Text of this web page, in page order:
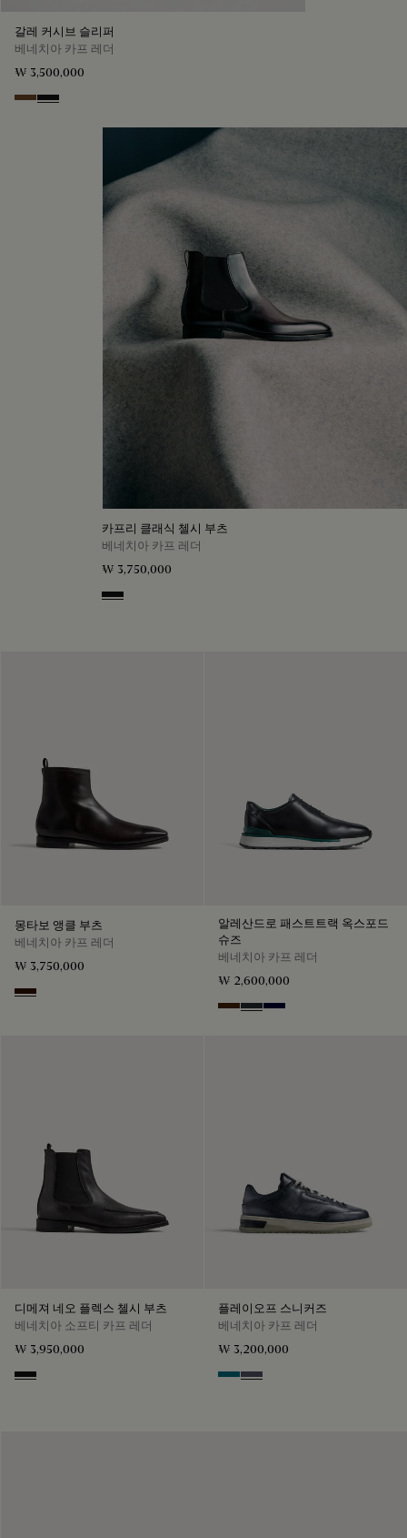
갈레 커시브 슬리퍼
베네치아 카프 레더
₩ 3,500,000
Tobacco Bis
Nero Grigio
카프리 클래식 첼시 부츠
베네치아 카프 레더
₩ 3,750,000
Nero Grigio
몽타보 앵클 부츠
베네치아 카프 레더
₩ 3,750,000
Fondant
알레산드로 패스트트랙 옥스포드
슈즈
베네치아 카프 레더
₩ 2,600,000
Marrone Intenso
Nero Fume
Nero Blu
디메져 네오 플렉스 첼시 부츠
베네치아 소프티 카프 레더
₩ 3,950,000
Nero Grigio
플레이오프 스니커즈
베네치아 카프 레더
₩ 3,200,000
NebulosaNero Sfumato